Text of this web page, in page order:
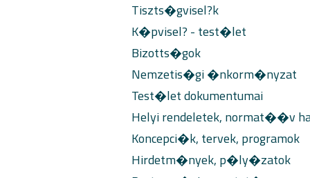
Tiszts�gvisel?k
K�pvisel? - test�let
Bizotts�gok
Nemzetis�gi �nkorm�nyzat
Test�let dokumentumai
Helyi rendeletek, normat��v
Koncepci�k, tervek, programok
Hirdetm�nyek, p�ly�zatok